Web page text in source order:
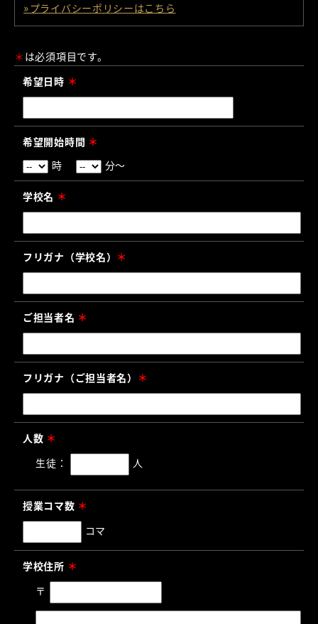
»プライバシーポリシーはこちら
＊ は必須項目です。
希望日時 ＊
希望開始時間 ＊
時
分〜
学校名 ＊
フリガナ（学校名） ＊
ご担当者名 ＊
フリガナ（ご担当者名） ＊
人数 ＊
生徒： 人
授業コマ数 ＊
コマ
学校住所 ＊
〒